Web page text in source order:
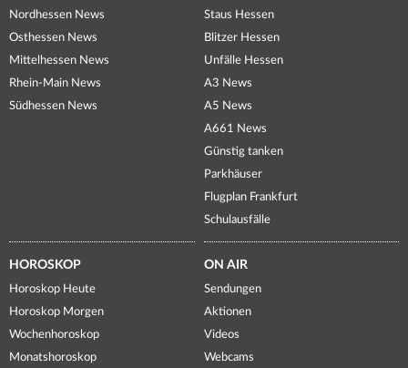
Nordhessen News
Osthessen News
Mittelhessen News
Rhein-Main News
Südhessen News
Staus Hessen
Blitzer Hessen
Unfälle Hessen
A3 News
A5 News
A661 News
Günstig tanken
Parkhäuser
Flugplan Frankfurt
Schulausfälle
HOROSKOP
Horoskop Heute
Horoskop Morgen
Wochenhoroskop
Monatshoroskop
ON AIR
Sendungen
Aktionen
Videos
Webcams